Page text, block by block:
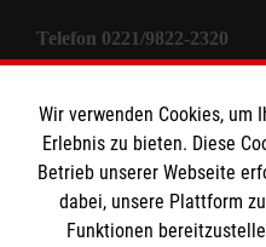
Telefon 0221/9822-2320
Informationen
Sitemap
Wir verwenden Cookies, um
Erlebnis zu bieten. Diese
Betrieb unserer Webseite
dabei, unsere Plattform
Funktionen